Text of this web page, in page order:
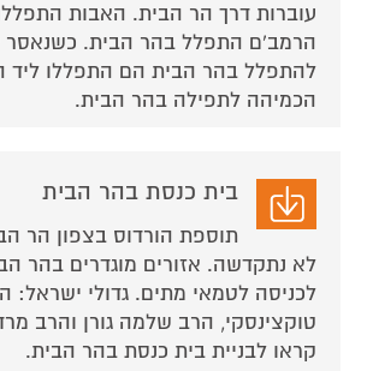
עוברות דרך הר הבית. האבות
הרמב'ם התפלל בהר הבית. כשנאסר
להתפלל בהר הבית הם התפללו ליד
הכמיהה לתפילה בהר הבית.
בית כנסת בהר הבית
תוספת הורדוס בצפון הר
לא נתקדשה. אזורים מוגדרים בהר
לכניסה לטמאי מתים. גדולי ישראל:
טוקצינסקי, הרב שלמה גורן והרב
קראו לבניית בית כנסת בהר הבית.